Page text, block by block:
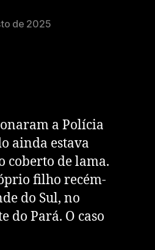
de 2025
a Polícia
ainda estava
coberto de lama.
filho recém-
do Sul, no
do Pará. O caso